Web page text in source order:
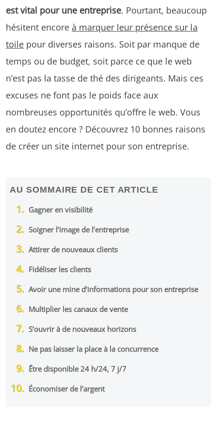
est vital pour une entreprise. Pourtant, beaucoup
hésitent encore à marquer leur présence sur la
toile pour diverses raisons. Soit par manque de
temps ou de budget, soit parce ce que le web
n’est pas la tasse de thé des dirigeants. Mais ces
excuses ne font pas le poids face aux
nombreuses opportunités qu’offre le web. Vous
en doutez encore ? Découvrez 10 bonnes raisons
de créer un site internet pour son entreprise.
AU SOMMAIRE DE CET ARTICLE
Gagner en visibilité
Soigner l’image de l’entreprise
Attirer de nouveaux clients
Fidéliser les clients
Avoir une mine d’informations pour son entreprise
Multiplier les canaux de vente
S’ouvrir à de nouveaux horizons
Ne pas laisser la place à la concurrence
Être disponible 24 h/24, 7 j/7
Économiser de l’argent